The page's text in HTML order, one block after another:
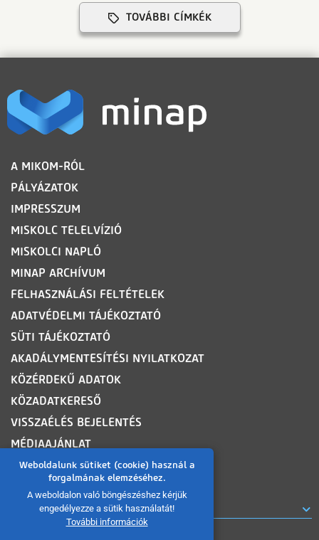
Weboldalunk sütiket (cookie) használ a
forgalmának elemzéséhez.
A weboldalon való böngészéshez kérjük
engedélyezze a sütik használatát!
További információk
TOVÁBBI CÍMKÉK
LÁBLÉC
A MIKOM-RÓL
PÁLYÁZATOK
IMPRESSZUM
MISKOLC TELELVÍZIÓ
MISKOLCI NAPLÓ
MINAP ARCHÍVUM
FELHASZNÁLÁSI FELTÉTELEK
ADATVÉDELMI TÁJÉKOZTATÓ
SÜTI TÁJÉKOZTATÓ
AKADÁLYMENTESÍTÉSI NYILATKOZAT
KÖZÉRDEKŰ ADATOK
KÖZADATKERESŐ
VISSZAÉLÉS BEJELENTÉS
MÉDIAAJÁNLAT
OLDALTÉRKÉP
ROVATOK